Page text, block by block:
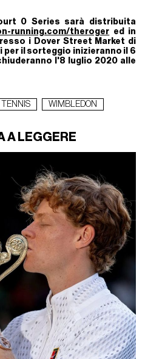
0 Series sarà distribuita
running.com/theroger ed in
i Dover Street Market di
il sorteggio inizieranno il 6
l'8 luglio 2020 alle
TENNIS WIMBLEDON
A LEGGERE